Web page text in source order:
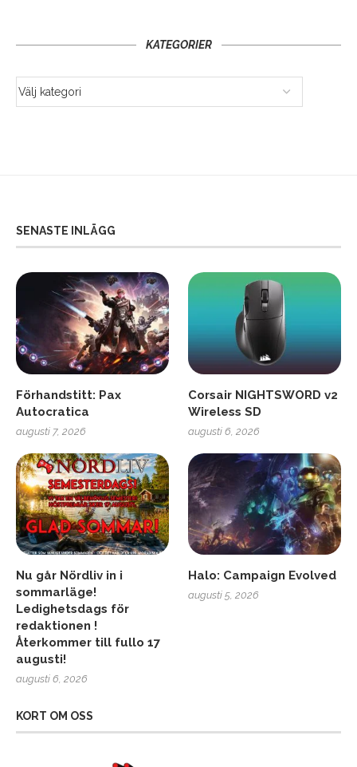
KATEGORIER
SENASTE INLÄGG
Förhandstitt: Pax
Autocratica
augusti 7, 2026
Corsair NIGHTSWORD v2
Wireless SD
augusti 6, 2026
Nu går Nördliv in i
sommarläge!
Ledighetsdags för
redaktionen !
Återkommer till fullo 17
augusti!
augusti 6, 2026
Halo: Campaign Evolved
augusti 5, 2026
KORT OM OSS